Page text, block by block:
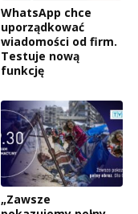
WhatsApp chce
uporządkować
wiadomości od firm.
Testuje nową
funkcję
„Zawsze